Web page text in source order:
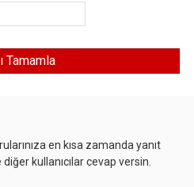
en kısa zamanda yanıt
kullanıcılar cevap versin.